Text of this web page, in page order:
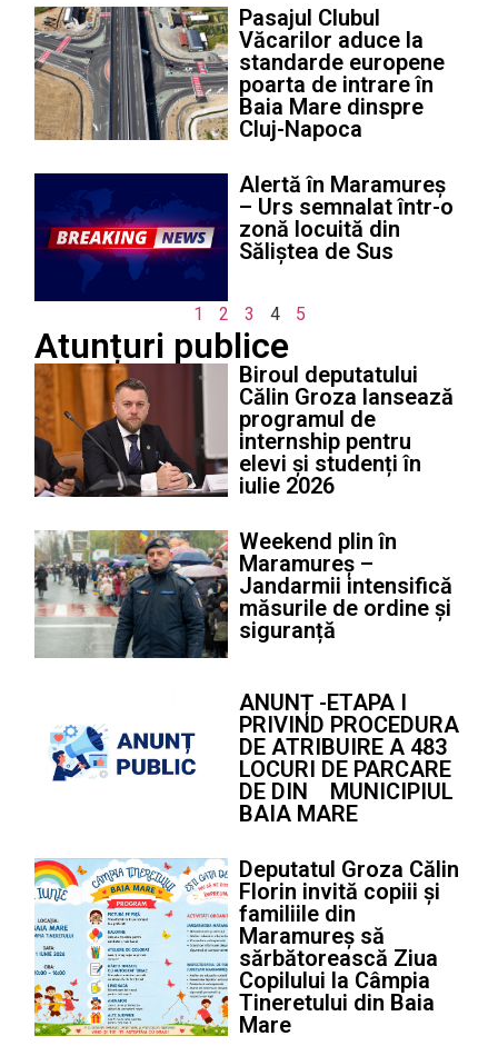
Pasajul Clubul
Văcarilor aduce la
standarde europene
poarta de intrare în
Baia Mare dinspre
Cluj-Napoca
Alertă în Maramureș
– Urs semnalat într-o
zonă locuită din
Săliștea de Sus
1 2 3 4 5
Atunțuri publice
Biroul deputatului
Călin Groza lansează
programul de
internship pentru
elevi și studenți în
iulie 2026
Weekend plin în
Maramureș –
Jandarmii intensifică
măsurile de ordine și
siguranță
ANUNȚ -ETAPA I
PRIVIND PROCEDURA
DE ATRIBUIRE A 483
LOCURI DE PARCARE
DE DIN MUNICIPIUL
BAIA MARE
Deputatul Groza Călin
Florin invită copiii și
familiile din
Maramureș să
sărbătorească Ziua
Copilului la Câmpia
Tineretului din Baia
Mare